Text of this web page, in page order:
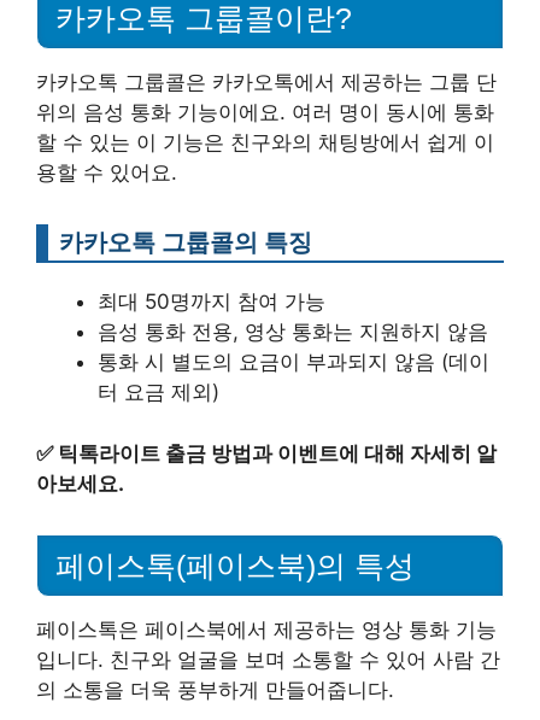
카카오톡 그룹콜이란?
카카오톡 그룹콜은 카카오톡에서 제공하는 그룹 단
위의 음성 통화 기능이에요. 여러 명이 동시에 통화
할 수 있는 이 기능은 친구와의 채팅방에서 쉽게 이
용할 수 있어요.
카카오톡 그룹콜의 특징
최대 50명까지 참여 가능
음성 통화 전용, 영상 통화는 지원하지 않음
통화 시 별도의 요금이 부과되지 않음 (데이
터 요금 제외)
✅ 틱톡라이트 출금 방법과 이벤트에 대해 자세히 알
아보세요.
페이스톡(페이스북)의 특성
페이스톡은 페이스북에서 제공하는 영상 통화 기능
입니다. 친구와 얼굴을 보며 소통할 수 있어 사람 간
의 소통을 더욱 풍부하게 만들어줍니다.